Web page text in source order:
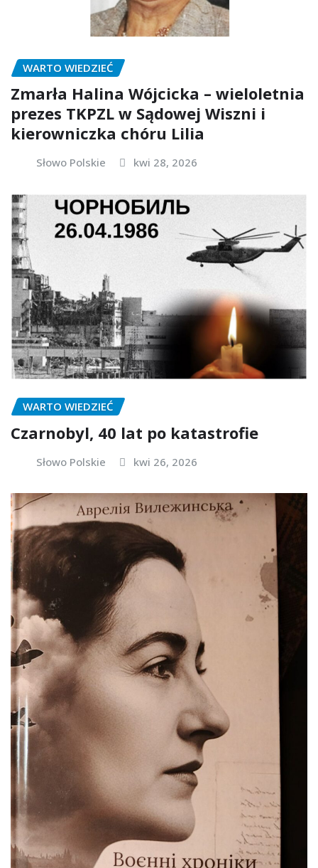
WARTO WIEDZIEĆ
Zmarła Halina Wójcicka – wieloletnia
prezes TKPZL w Sądowej Wiszni i
kierowniczka chóru Lilia
Słowo Polskie kwi 28, 2026
WARTO WIEDZIEĆ
Czarnobyl, 40 lat po katastrofie
Słowo Polskie kwi 26, 2026